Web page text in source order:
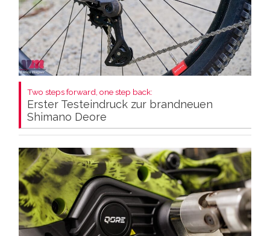
Two steps forward, one step back:
Erster Testeindruck zur brandneuen
Shimano Deore